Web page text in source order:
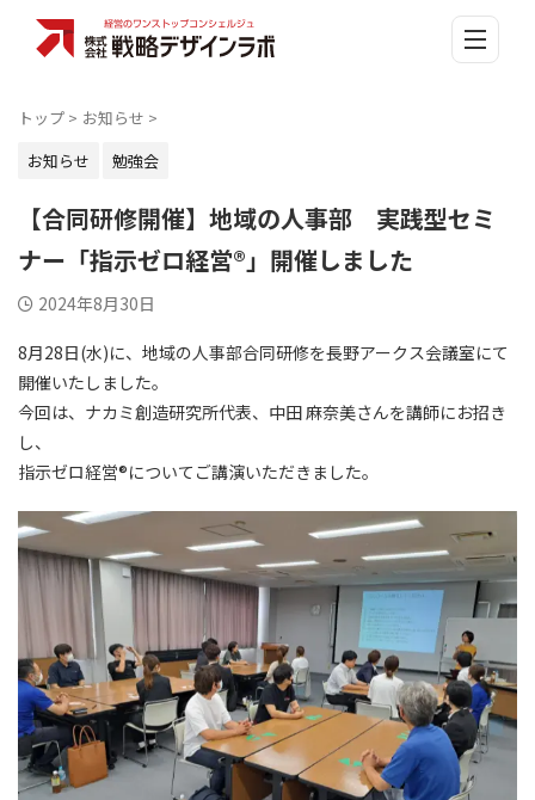
トップ > お知らせ >
お知らせ
勉強会
【合同研修開催】地域の人事部 実践型セミ
ナー「指示ゼロ経営®」開催しました
2024年8月30日
8月28日(水)に、地域の人事部合同研修を長野アークス会議室にて
開催いたしました。
今回は、ナカミ創造研究所代表、中田 麻奈美さんを講師にお招き
し、
指示ゼロ経営®についてご講演いただきました。